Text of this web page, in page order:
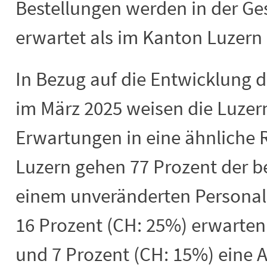
Bestellungen werden in der
erwartet als im Kanton
In Bezug auf die Entwicklung
im März 2025 weisen die
Erwartungen in eine ähnliche
Luzern gehen 77 Prozent der
einem unveränderten
16 Prozent (CH: 25%)
und 7 Prozent (CH: 15%) eine